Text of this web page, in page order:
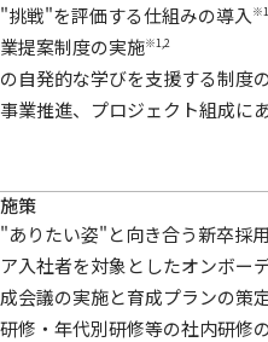
挑戦"を評価する仕組みの導入 ※1
提案制度の実施※1,2
自発的な学びを支援する制度
業推進、プロジェクト組成に
策
ありたい姿"と向き合う新卒採用
入社者を対象としたオンボー
会議の実施と育成プランの策
修・年代別研修等の社内研修